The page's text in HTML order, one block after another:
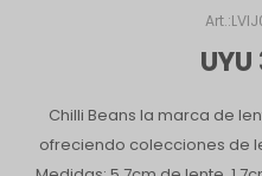
UYU
Chilli Beans la marca de
ofreciendo colecciones de